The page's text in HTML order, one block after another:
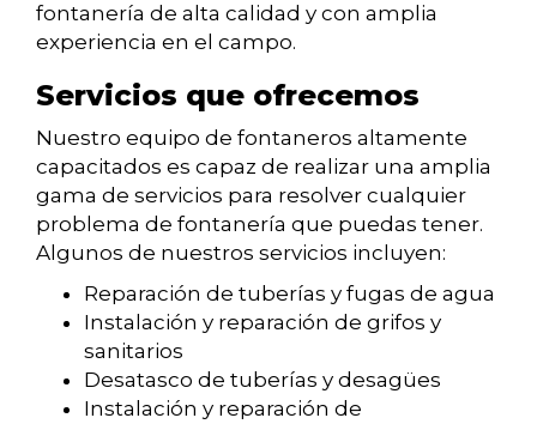
fontanería de alta calidad y con amplia
experiencia en el campo.
Servicios que ofrecemos
Nuestro equipo de fontaneros altamente
capacitados es capaz de realizar una amplia
gama de servicios para resolver cualquier
problema de fontanería que puedas tener.
Algunos de nuestros servicios incluyen:
Reparación de tuberías y fugas de agua
Instalación y reparación de grifos y
sanitarios
Desatasco de tuberías y desagües
Instalación y reparación de